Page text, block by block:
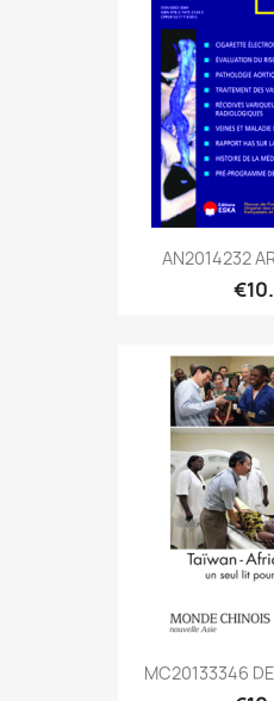
AN2014232
MC20133346